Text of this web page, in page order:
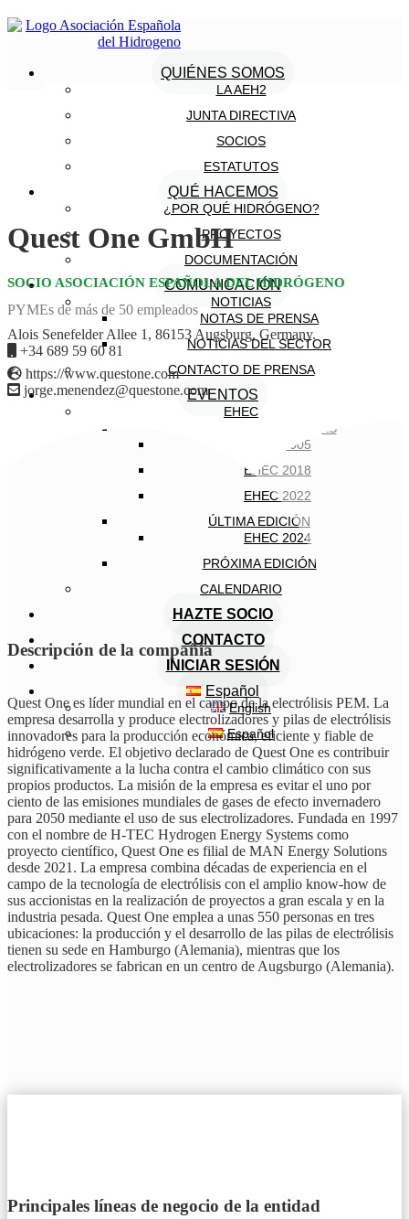
QUIÉNES SOMOS
LA AEH2
JUNTA DIRECTIVA
SOCIOS
ESTATUTOS
QUÉ HACEMOS
¿POR QUÉ HIDRÓGENO?
PROYECTOS
DOCUMENTACIÓN
COMUNICACIÓN
NOTICIAS
NOTAS DE PRENSA
NOTICIAS DEL SECTOR
CONTACTO DE PRENSA
EVENTOS
EHEC
EDICIONES ANTERIORES
EHEC 2005
EHEC 2018
EHEC 2022
ÚLTIMA EDICIÓN
EHEC 2024
PRÓXIMA EDICIÓN
CALENDARIO
HAZTE SOCIO
CONTACTO
INICIAR SESIÓN
Español
English
Español
Quest One GmbH
SOCIO ASOCIACIÓN ESPAÑOLA DEL HIDRÓGENO
PYMEs de más de 50 empleados
Alois Senefelder Allee 1, 86153 Augsburg, Germany.
+34 689 59 60 81
https://www.questone.com
jorge.menendez@questone.com
Descripción de la compañía
Quest One es líder mundial en el campo de la electrólisis PEM. La
empresa desarrolla y produce electrolizadores y pilas de electrólisis
innovadores para la producción económica, eficiente y fiable de
hidrógeno verde. El objetivo declarado de Quest One es contribuir
significativamente a la lucha contra el cambio climático con sus
propios productos. La misión de la empresa es evitar el uno por
ciento de las emisiones mundiales de gases de efecto invernadero
para 2050 mediante el uso de sus electrolizadores. Fundada en 1997
con el nombre de H-TEC Hydrogen Energy Systems como
proyecto científico, Quest One es filial de MAN Energy Solutions
desde 2021. La empresa combina décadas de experiencia en el
campo de la tecnología de electrólisis con el amplio know-how de
sus accionistas en la realización de proyectos a gran escala y en la
industria pesada. Quest One emplea a unas 550 personas en tres
ubicaciones: la producción y el desarrollo de las pilas de electrólisis
tienen su sede en Hamburgo (Alemania), mientras que los
electrolizadores se fabrican en un centro de Augsburgo (Alemania).
Principales líneas de negocio de la entidad